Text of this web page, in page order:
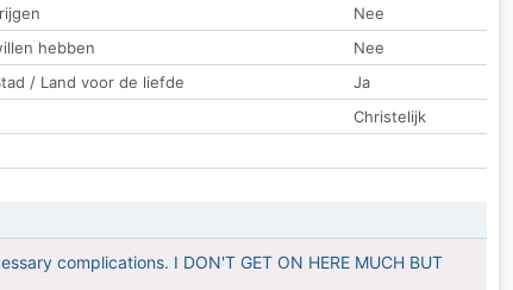
Nee
hebben
Nee
/ Land voor de liefde
Ja
Christelijk
complications. I DON'T GET ON HERE MUCH BUT